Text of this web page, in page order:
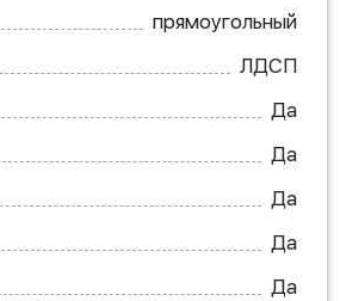
прямоугольный
ЛДСП
Да
Да
Да
Да
Да